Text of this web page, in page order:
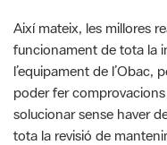
Així mateix, les millores
funcionament de tota la
l’equipament de l’Obac,
poder fer
solucionar sense haver
tota la revisió de